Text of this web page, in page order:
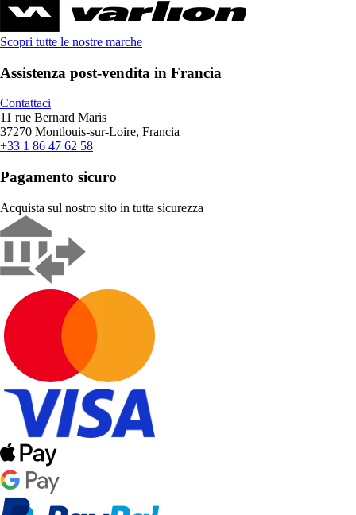
Scopri tutte le nostre marche
Assistenza post-vendita in Francia
Contattaci
11 rue Bernard Maris
37270 Montlouis-sur-Loire, Francia
+33 1 86 47 62 58
Pagamento sicuro
Acquista sul nostro sito in tutta sicurezza